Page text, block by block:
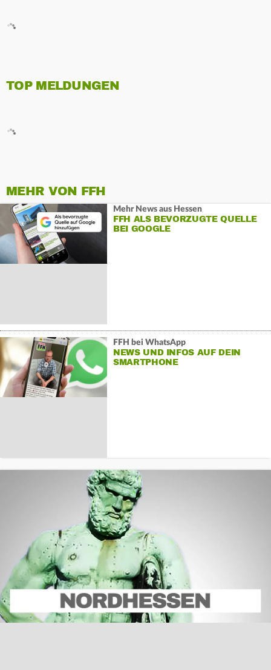
TOP MELDUNGEN
MEHR VON FFH
Mehr News aus Hessen
FFH ALS BEVORZUGTE QUELLE
BEI GOOGLE
FFH bei WhatsApp
NEWS UND INFOS AUF DEIN
SMARTPHONE